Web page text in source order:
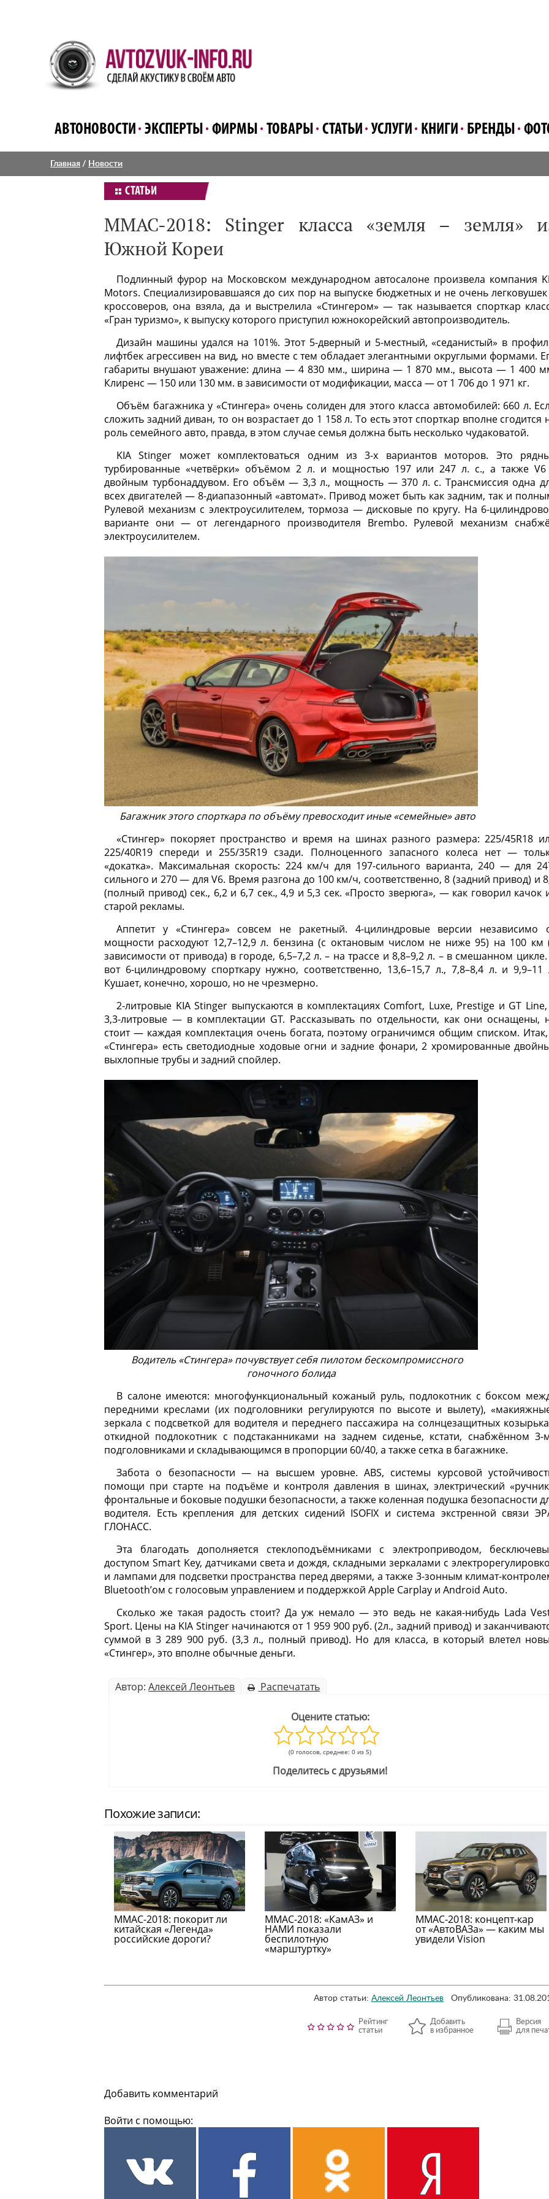
АВТОНОВОСТИ ЭКСПЕРТЫ ФИРМЫ ТОВАРЫ СТАТЬИ УСЛУГИ КНИГИ БРЕНДЫ
Главная / Новости
СТАТЬИ
ММАС-2018: Stinger класса «земля – земля»
Южной Кореи
Подлинный фурор на Московском международном автосалоне произвела компания
Motors. Специализировавшаяся до сих пор на выпуске бюджетных и не очень
кроссоверов, она взяла, да и выстрелила «Стингером» — так называется спорткар
«Гран туризмо», к выпуску которого приступил южнокорейский автопроизводитель.
Дизайн машины удался на 101%. Этот 5-дверный и 5-местный, «седанистый» в
лифтбек агрессивен на вид, но вместе с тем обладает элегантными округлыми формами.
габариты внушают уважение: длина — 4 830 мм., ширина — 1 870 мм., высота — 1 400
Клиренс — 150 или 130 мм. в зависимости от модификации, масса — от 1 706 до 1 971 кг.
Объём багажника у «Стингера» очень солиден для этого класса автомобилей: 660 л.
сложить задний диван, то он возрастает до 1 158 л. То есть этот спорткар вполне сгодится
роль семейного авто, правда, в этом случае семья должна быть несколько чудаковатой.
KIA Stinger может комплектоваться одним из 3-х вариантов моторов. Это
турбированные «четвёрки» объёмом 2 л. и мощностью 197 или 247 л. с., а также V6
двойным турбонаддувом. Его объём — 3,3 л., мощность — 370 л. с. Трансмиссия одна
всех двигателей — 8-диапазонный «автомат». Привод может быть как задним, так и
Рулевой механизм с электроусилителем, тормоза — дисковые по кругу. На 6-
варианте они — от легендарного производителя Brembo. Рулевой механизм
электроусилителем.
Багажник этого спорткара по объёму превосходит иные «семейные» авто
«Стингер» покоряет пространство и время на шинах разного размера: 225/45R18
225/40R19 спереди и 255/35R19 сзади. Полноценного запасного колеса нет —
«докатка». Максимальная скорость: 224 км/ч для 197-сильного варианта, 240 — для
сильного и 270 — для V6. Время разгона до 100 км/ч, соответственно, 8 (задний привод) и
(полный привод) сек., 6,2 и 6,7 сек., 4,9 и 5,3 сек. «Просто зверюга», — как говорил качок
старой рекламы.
Аппетит у «Стингера» совсем не ракетный. 4-цилиндровые версии независимо
мощности расходуют 12,7–12,9 л. бензина (с октановым числом не ниже 95) на 100 км
зависимости от привода) в городе, 6,5–7,2 л. – на трассе и 8,8–9,2 л. – в смешанном
вот 6-цилиндровому спорткару нужно, соответственно, 13,6–15,7 л., 7,8–8,4 л. и 9,9–11
Кушает, конечно, хорошо, но не чрезмерно.
2-литровые KIA Stinger выпускаются в комплектациях Comfort, Luxe, Prestige и GT
3,3-литровые — в комплектации GT. Рассказывать по отдельности, как они оснащены,
стоит — каждая комплектация очень богата, поэтому ограничимся общим списком.
«Стингера» есть светодиодные ходовые огни и задние фонари, 2 хромированные
выхлопные трубы и задний спойлер.
Водитель «Стингера» почувствует себя пилотом бескомпромиссного
гоночного болида
В салоне имеются: многофункциональный кожаный руль, подлокотник с боксом
передними креслами (их подголовники регулируются по высоте и вылету),
зеркала с подсветкой для водителя и переднего пассажира на солнцезащитных
откидной подлокотник с подстаканниками на заднем сиденье, кстати, снабжённом 3-
подголовниками и складывающимся в пропорции 60/40, а также сетка в багажнике.
Забота о безопасности — на высшем уровне. ABS, системы курсовой
помощи при старте на подъёме и контроля давления в шинах, электрический
фронтальные и боковые подушки безопасности, а также коленная подушка безопасности
водителя. Есть крепления для детских сидений ISOFIX и система экстренной связи
ГЛОНАСС.
Эта благодать дополняется стеклоподъёмниками с электроприводом,
доступом Smart Key, датчиками света и дождя, складными зеркалами с
и лампами для подсветки пространства перед дверями, а также 3-зонным климат-
Bluetooth’ом с голосовым управлением и поддержкой Apple Carplay и Android Auto.
Сколько же такая радость стоит? Да уж немало — это ведь не какая-нибудь Lada
Sport. Цены на KIA Stinger начинаются от 1 959 900 руб. (2л., задний привод) и
суммой в 3 289 900 руб. (3,3 л., полный привод). Но для класса, в который влетел
«Стингер», это вполне обычные деньги.
Автор:Алексей Леонтьев Распечатать
Оцените статью:
(0 голосов, среднее: 0 из 5)
Поделитесь с друзьями!
Похожие записи:
ММАС-2018: покорит ли
китайская «Легенда»
российские дороги?
ММАС-2018: «КамАЗ» и
НАМИ показали
беспилотную
«марштуртку»
ММАС-2018: концепт-кар
от «АвтоВАЗа» — каким мы
увидели Vision
Автор статьи: Алексей Леонтьев Опубликована:
Рейтинг
статьи
Добавить
в избранное
Версия
для
Добавить комментарий
Войти с помощью: